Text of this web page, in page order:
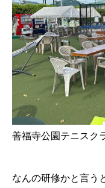
善福寺公園テニスク
なんの研修かと言う